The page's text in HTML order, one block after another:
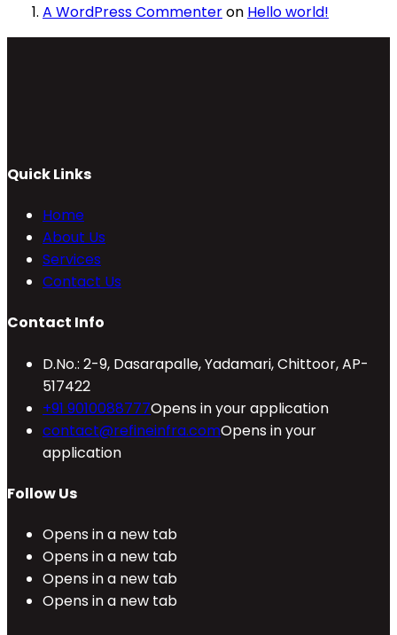
A WordPress Commenteron Hello world!
Quick Links
Home
About Us
Services
Contact Us
Contact Info
D.No.: 2-9, Dasarapalle, Yadamari, Chittoor, AP-
517422
+91 9010088777Opens in your application
contact@refineinfra.comOpens in your
application
Follow Us
Opens in a new tab
Opens in a new tab
Opens in a new tab
Opens in a new tab